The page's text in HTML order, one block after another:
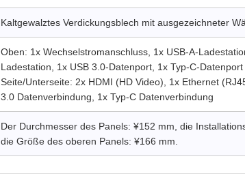
Kaltgewalztes Verdickungsblech mit ausgezeichneter
Oben: 1x Wechselstromanschluss, 1x USB-A-
Ladestation, 1x USB 3.0-Datenport, 1x Typ-C-Datenport
Seite/Unterseite: 2x HDMI (HD Video), 1x Ethernet
3.0 Datenverbindung, 1x Typ-C Datenverbindung
Der Durchmesser des Panels: ¥152 mm, die
die Größe des oberen Panels: ¥166 mm.